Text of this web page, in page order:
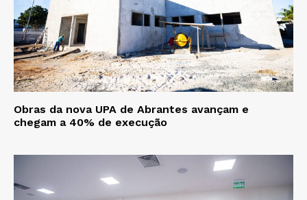
Obras da nova UPA de Abrantes avançam e
chegam a 40% de execução